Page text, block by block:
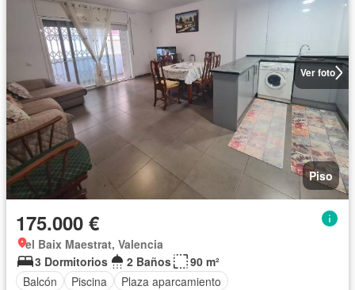
Ver foto
Piso
175.000 €
el Baix Maestrat, Valencia
3 Dormitorios
2 Baños
90 m²
Balcón
Piscina
Plaza aparcamiento